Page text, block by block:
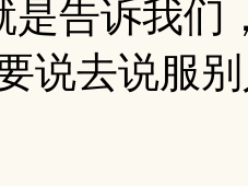
告诉我们
说去说服